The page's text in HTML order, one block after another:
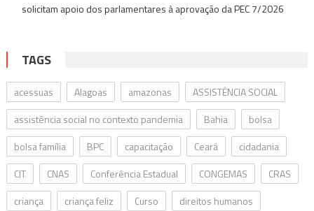
solicitam apoio dos parlamentares à aprovação da PEC 7/2026
TAGS
acessuas Alagoas amazonas
ASSISTÊNCIA SOCIAL
assistência social no contexto pandemia
Bahia
bolsa
bolsa família
BPC capacitação Ceará
cidadania
CIT
CNAS Conferência Estadual CONGEMAS
CRAS
criança
criança feliz Curso
direitos humanos